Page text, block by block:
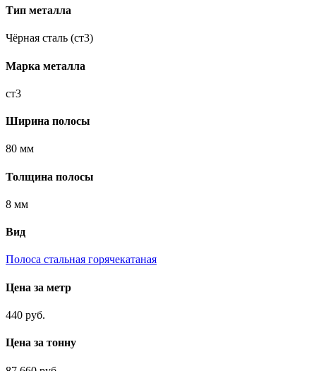
Тип металла
Чёрная сталь (ст3)
Марка металла
ст3
Ширина полосы
80 мм
Толщина полосы
8 мм
Вид
Полоса стальная горячекатаная
Цена за метр
440 руб.
Цена за тонну